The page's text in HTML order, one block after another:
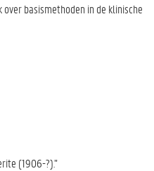
basismethoden in de klinische
(1906-?).”